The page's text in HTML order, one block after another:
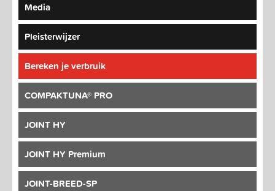
Media
Pleisterwijzer
Bereken je verbruik
COMPAKTUNA® PRO
JOINT HY
JOINT HY Premium
JOINT-BREED-SP